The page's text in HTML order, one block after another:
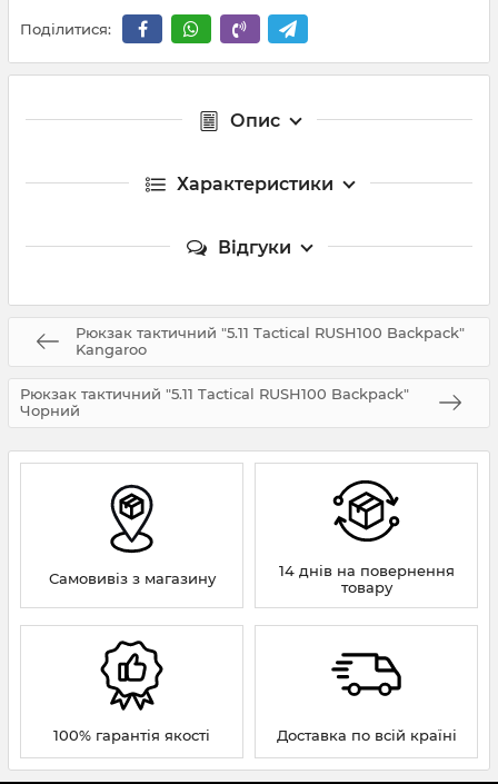
Поділитися:
Опис
Характеристики
Відгуки
Рюкзак тактичний "5.11 Tactical RUSH100 Backpack"
Kangaroo
Рюкзак тактичний "5.11 Tactical RUSH100 Backpack"
Чорний
Самовивіз з магазину
14 днів на повернення
товару
100% гарантія якості Доставка по всій країні